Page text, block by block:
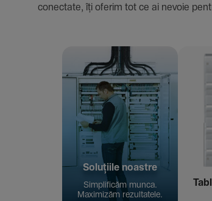
conec­tate, îți oferim tot ce ai nevoie
Solu­țiile noastre
Simpli­ficăm munca.
Maxi­mizăm rezul­ta­tele.